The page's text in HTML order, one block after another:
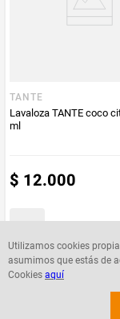
Utilizamos cookies
asumimos que estás de
Cookies aquí
TANTE
Lavaloza TANTE coco
ml
$ 12.000